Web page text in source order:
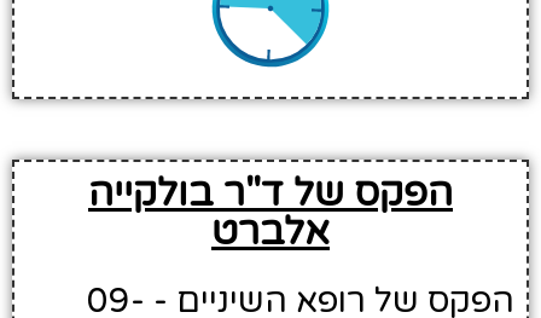
הפקס של ד"ר בולקייה
אלברט
הפקס של רופא השיניים - 09-